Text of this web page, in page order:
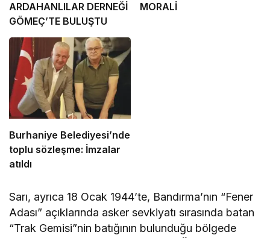
ARDAHANLILAR DERNEĞİ
GÖMEÇ’TE BULUŞTU
MORALİ
Burhaniye Belediyesi’nde
toplu sözleşme: İmzalar
atıldı
Sarı, ayrıca 18 Ocak 1944’te, Bandırma’nın “Fener
Adası” açıklarında asker sevkiyatı sırasında batan
“Trak Gemisi”nin batığının bulunduğu bölgede